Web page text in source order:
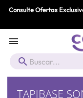
Consulte Ofertas


TAPIBASE